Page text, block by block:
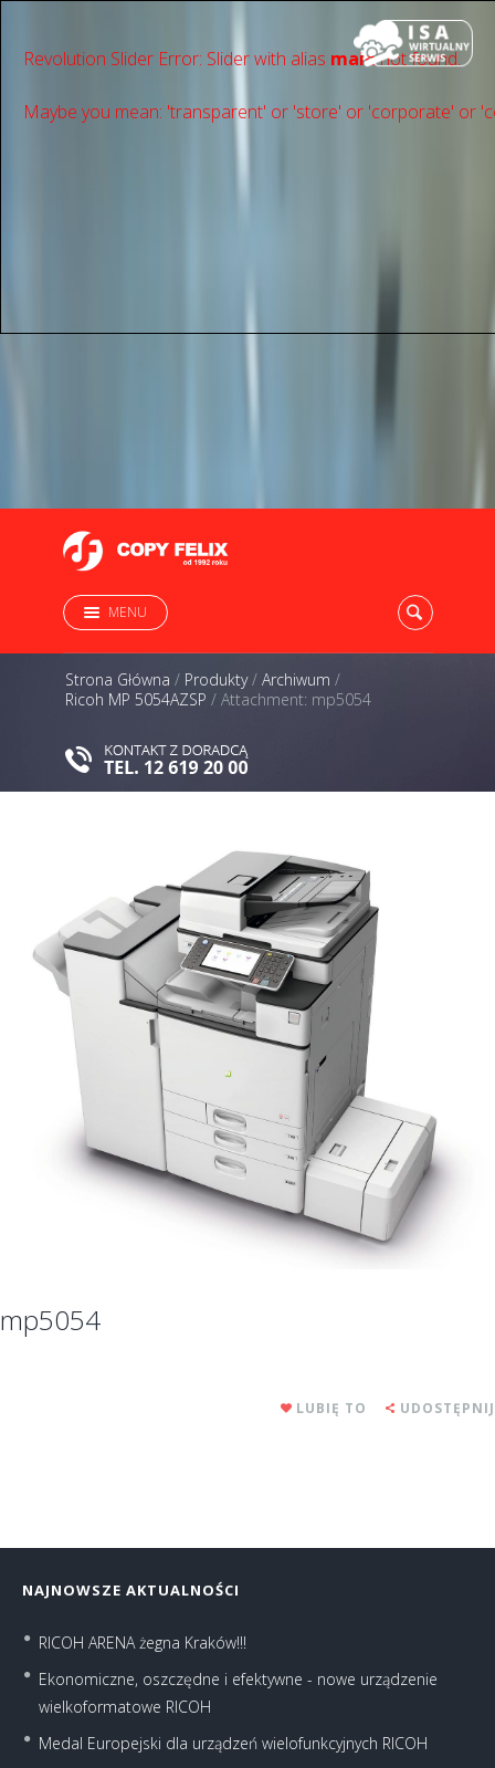
Revolution Slider Error: Slider with alias mainnot found.
Maybe you mean: 'transparent' or 'store' or 'сorporate' or
MENU
Strona Główna / Produkty/ Archiwum /
Ricoh MP 5054AZSP / Attachment: mp5054
mp5054
LUBIĘ TO UDOSTĘPNIJ
NAJNOWSZE AKTUALNOŚCI
RICOH ARENA żegna Kraków!!!
Ekonomiczne, oszczędne i efektywne - nowe urządzenie
wielkoformatowe RICOH
Medal Europejski dla urządzeń wielofunkcyjnych RICOH